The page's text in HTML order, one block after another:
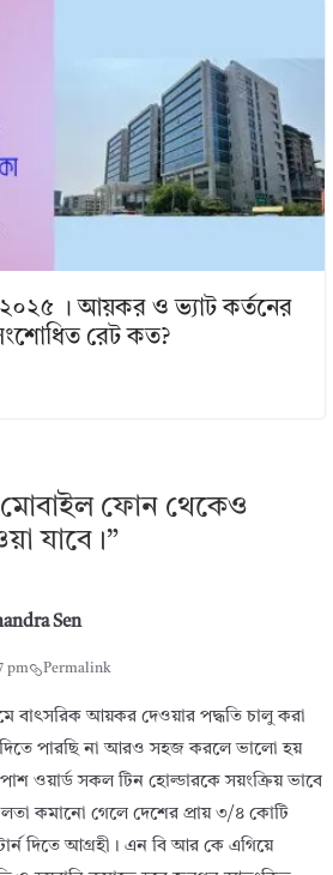
২০২৫ । আয়কর ও ভ্যাট কর্তনের
রেট কত?
মোবাইল ফোন থেকেও
যাবে।”
Sen
pm Permalink
বাৎসরিক আয়কর দেওয়ার পদ্ধতি চালু করা
পারছি না আরও সহজ করলে ভালো হয়
ওয়ার্ড সকল টিন হোল্ডারকে সয়ংক্রিয় ভাবে
কমানো গেলে দেশের প্রায় ৩/৪ কোটি
দিতে আগ্রহী। এন বি আর কে এগিয়ে